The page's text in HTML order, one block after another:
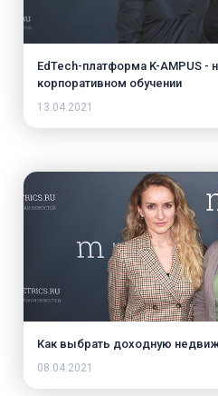
EdTech-платформа K-AMPUS -
корпоративном обучении
13.04.2021
Как выбрать доходную
08.04.2021